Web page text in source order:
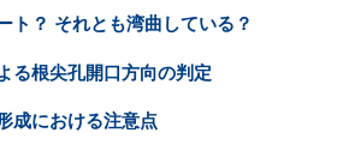
ト？ それとも湾曲している？
る根尖孔開口方向の判定
成における注意点